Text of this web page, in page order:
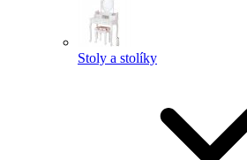
Stoly a stolíky